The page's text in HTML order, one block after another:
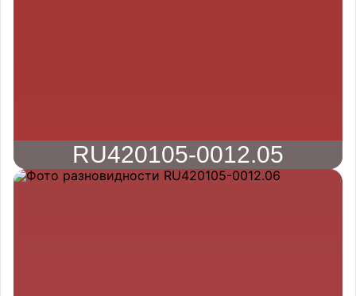
RU420105-0012.05